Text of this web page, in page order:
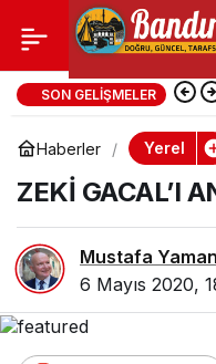
SON GELIŞMELER
Haberler Yerel
ZEKİ GACAL’I
Mustafa
6 Mayıs 2020,
ZEKİ GACAL’I
ANIYORUZ